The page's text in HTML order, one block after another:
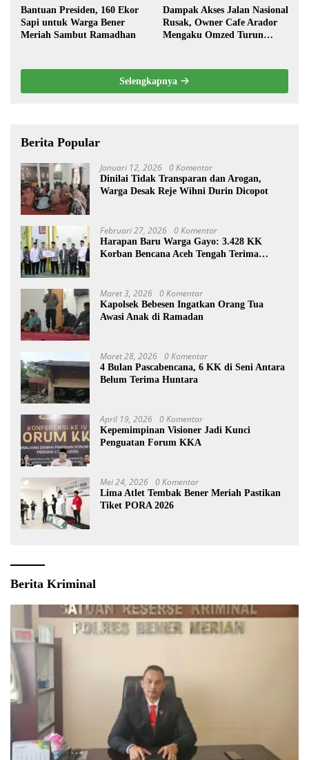
Bantuan Presiden, 160 Ekor
Sapi untuk Warga Bener
Meriah Sambut Ramadhan
Dampak Akses Jalan Nasional
Rusak, Owner Cafe Arador
Mengaku Omzed Turun
Selengkapnya
Berita Popular
Januari 12, 2026 0 Komentar
Dinilai Tidak Transparan dan Arogan,
Warga Desak Reje Wihni Durin Dicopot
Februari 27, 2026 0 Komentar
Harapan Baru Warga Gayo: 3.428 KK
Korban Bencana Aceh Tengah Terima
Maret 3, 2026 0 Komentar
Kapolsek Bebesen Ingatkan Orang Tua
Awasi Anak di Ramadan
Maret 28, 2026 0 Komentar
4 Bulan Pascabencana, 6 KK di Seni Antara
Belum Terima Huntara
April 19, 2026 0 Komentar
Kepemimpinan Visioner Jadi Kunci
Penguatan Forum KKA
Mei 24, 2026 0 Komentar
Lima Atlet Tembak Bener Meriah Pastikan
Tiket PORA 2026
Berita Kriminal